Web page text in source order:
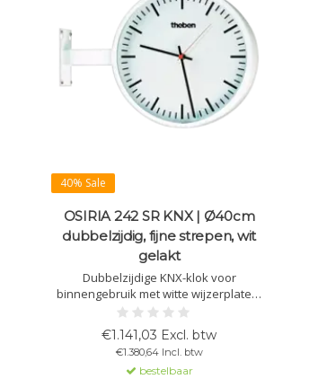
40% Sale
OSIRIA 242 SR KNX | Ø40cm
dubbelzijdig, fijne strepen, wit
gelakt
Dubbelzijdige KNX-klok voor
binnengebruik met witte wijzerplaten,
fijngestreepte cijfers, metalen
behuizing (wit gelakt), plexiglas en 10
dagen gangreserve. Inclusief wand- of
plafondhouder (150 mm).
€1.141,03 Excl. btw
€1.380,64 Incl. btw
bestelbaar